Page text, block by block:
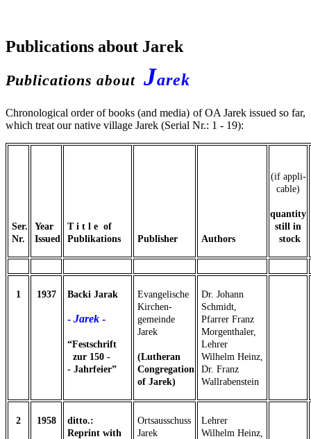
Publications about Jarek
Publications about Jarek
Chronological order of books (and media) of OA Jarek issued so far,
which treat our native village Jarek (Serial Nr.: 1 - 19):
Ser.
Nr.
Year
Issued
T i t l e of
Publikations
Publisher Authors
(if appli-
cable)
quantity
still in
stock
1 1937 Backi Jarak
- Jarek -
“Festschrift
zur 150 -
- Jahrfeier”
Evangelische
Kirchen-
gemeinde
Jarek
(Lutheran
Congregation
of Jarek)
Dr. Johann
Schmidt,
Pfarrer Franz
Morgenthaler,
Lehrer
Wilhelm Heinz,
Dr. Franz
Wallrabenstein
2 1958
ditto.:
Reprint with
Ortsausschuss
Jarek
Lehrer
Wilhelm Heinz,